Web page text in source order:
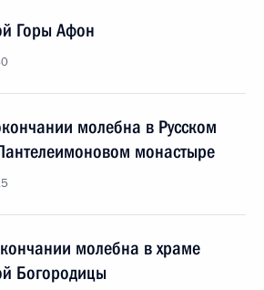
Горы Афон
молебна в Русском
монастыре
молебна в храме
Богородицы